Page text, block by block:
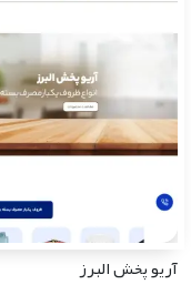
آریو پخش البرز